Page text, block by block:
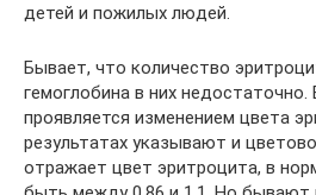
детей и пожилых людей.
Бывает, что количество
гемоглобина в них недостаточно.
проявляется изменением цвета
результатах указывают и
отражает цвет эритроцита, в